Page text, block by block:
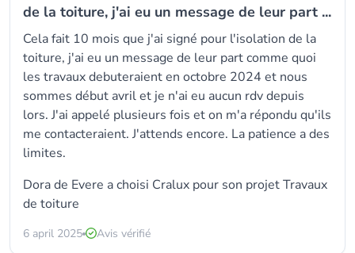
de la toiture, j'ai eu un message de leur part ...
Cela fait 10 mois que j'ai signé pour l'isolation de la
toiture, j'ai eu un message de leur part comme quoi
les travaux debuteraient en octobre 2024 et nous
sommes début avril et je n'ai eu aucun rdv depuis
lors. J'ai appelé plusieurs fois et on m'a répondu qu'ils
me contacteraient. J'attends encore. La patience a des
limites.
Dora de Evere a choisi Cralux pour son projet Travaux
de toiture
6 april 2025 Avis vérifié